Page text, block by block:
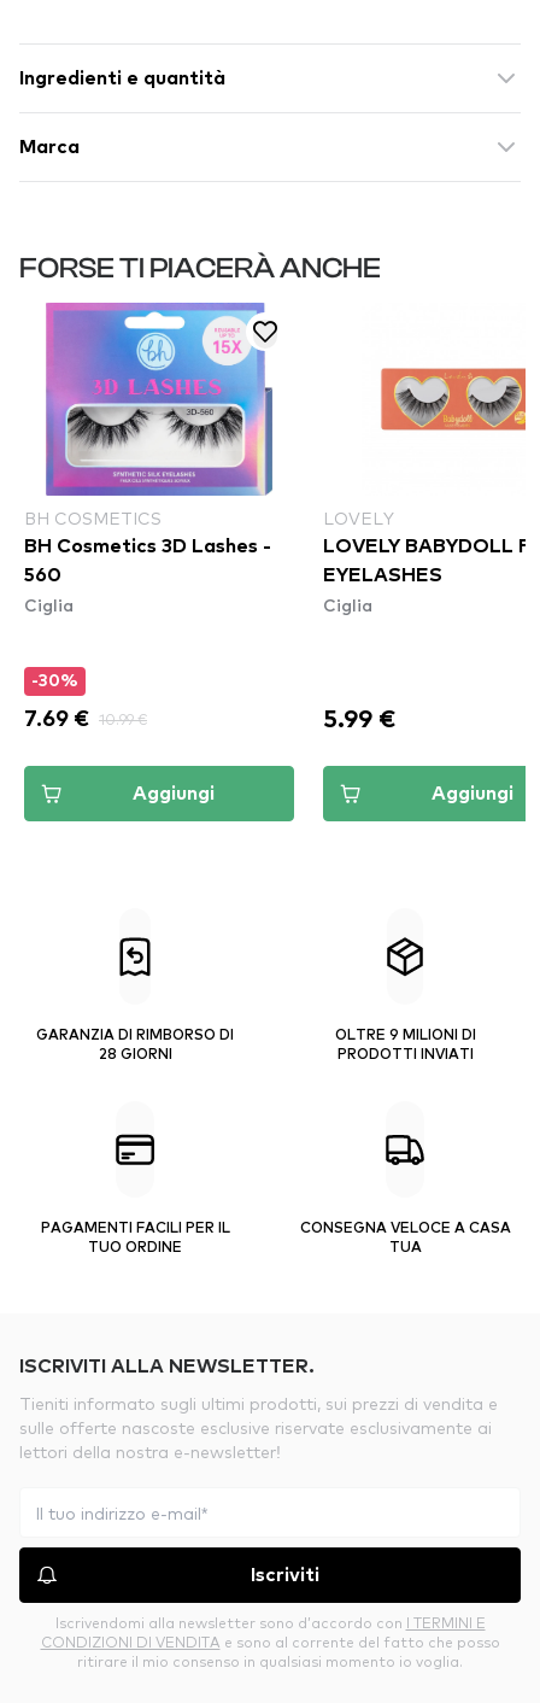
Ingredienti e quantità
Marca
FORSE TI PIACERÀ ANCHE
BH COSMETICS
BH Cosmetics 3D Lashes -
560
Ciglia
-30%
7.69 € 10.99 €
Aggiungi
LOVELY
LOVELY BABYDOLL
EYELASHES
Ciglia
5.99 €
Aggiungi
GARANZIA DI RIMBORSO DI
28 GIORNI
OLTRE 9 MILIONI DI
PRODOTTI INVIATI
PAGAMENTI FACILI PER IL
TUO ORDINE
CONSEGNA VELOCE A CASA
TUA
ISCRIVITI ALLA NEWSLETTER.
Tieniti informato sugli ultimi prodotti, sui prezzi di vendita e
sulle offerte nascoste esclusive riservate esclusivamente ai
lettori della nostra e-newsletter!
Iscriviti
Iscrivendomi alla newsletter sono d’accordo con I TERMINI E
CONDIZIONI DI VENDITA e sono al corrente del fatto che posso
ritirare il mio consenso in qualsiasi momento io voglia.